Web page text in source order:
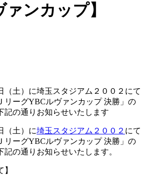
ンカップ】
（土）に埼玉スタジアム２００２にて
リーグYBCルヴァンカップ 決勝」の
記の通りお知らせいたします
（土）に埼玉スタジアム２００２ にて
リーグYBCルヴァンカップ 決勝」の
記の通りお知らせいたします。